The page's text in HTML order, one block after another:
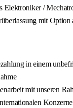
Elektroniker /
mit Option
in einem
mit unseren